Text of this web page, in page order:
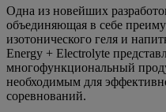
Одна из новейших
объединяющая в себе
изотонического геля и
Energy + Electrolyte
многофункциональный
необходимым для
соревнований.